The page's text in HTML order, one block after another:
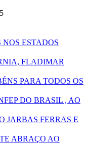
ESTADOS
FLADIMAR
PARA TODOS OS
DO BRASIL , AO
JARBAS FERRAS E
ABRAÇO AO